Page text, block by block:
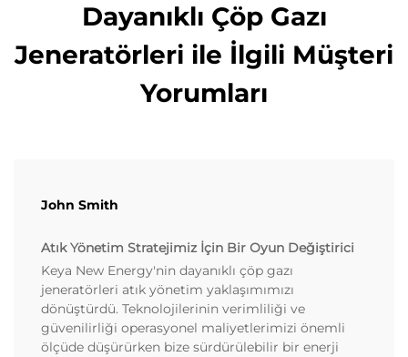
Dayanıklı Çöp Gazı
Jeneratörleri ile İlgili Müşteri
Yorumları
John Smith
Atık Yönetim Stratejimiz İçin Bir Oyun Değiştirici
Keya New Energy'nin dayanıklı çöp gazı
jeneratörleri atık yönetim yaklaşımımızı
dönüştürdü. Teknolojilerinin verimliliği ve
güvenilirliği operasyonel maliyetlerimizi önemli
ölçüde düşürürken bize sürdürülebilir bir enerji